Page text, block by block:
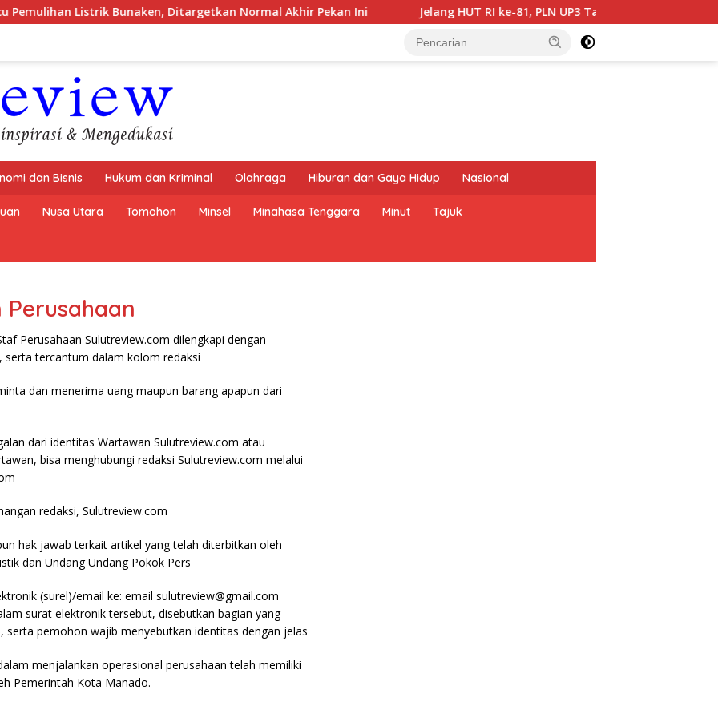
Listrik Bunaken, Ditargetkan Normal Akhir Pekan Ini Jelang HUT RI ke-81, PLN UP3 Tahuna Cek Kesiapan
dan Bisnis Hukum dan Kriminal Olahraga Hiburan dan Gaya Hidup Nasional
Nusa Utara Tomohon Minsel Minahasa Tenggara Minut Tajuk
Perusahaan Sulutreview.com dilengkapi dengan
serta tercantum dalam kolom redaksi
dan menerima uang maupun barang apapun dari
dari identitas Wartawan Sulutreview.com atau
bisa menghubungi redaksi Sulutreview.com melalui
redaksi, Sulutreview.com
hak jawab terkait artikel yang telah diterbitkan oleh
dan Undang Undang Pokok Pers
(surel)/email ke: email sulutreview@gmail.com
surat elektronik tersebut, disebutkan bagian yang
pemohon wajib menyebutkan identitas dengan jelas
menjalankan operasional perusahaan telah memiliki
Pemerintah Kota Manado.